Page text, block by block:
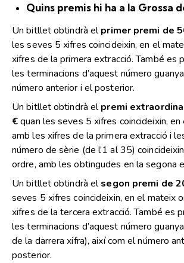
Quins premis hi ha a la Grossa
Un bitllet obtindrà elprimer premi de
les seves 5 xifres coincideixin, en el
xifres de la primera extracció. També es
les terminacions d’aquest número
número anterior i el posterior.
Un bitllet obtindrà elpremi
€quan les seves 5 xifres coincideixin,
amb les xifres de la primera extracció i
número de sèrie (de l’1 al 35)
ordre, amb les obtingudes en la segona
Un bitllet obtindrà elsegon premi de
seves 5 xifres coincideixin, en el mateix
xifres de la tercera extracció. També es
les terminacions d’aquest número
de la darrera xifra), així com el número
posterior.